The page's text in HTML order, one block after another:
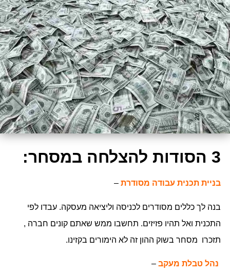
3 הסודות להצלחה במסחר:
בניית תכנית עבודה מסודרת–
בנה לך כללים מסודרים לכניסה וליציאה מעסקה. עבדו לפי
התכנית ואל תהיו פזיזים. תחשבו ממש שאתם קונים חברה ,
תזכרו מסחר בשוק ההון זה לא הימורים בקזינו.
נהל טבלת מעקב–